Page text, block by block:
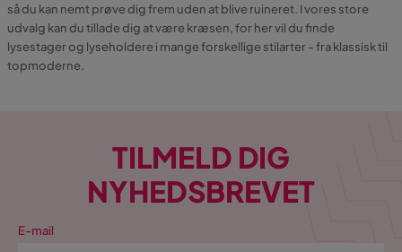
så du kan nemt prøve dig frem uden at blive ruineret. I vores store
udvalg kan du tillade dig at være kræsen, for her vil du finde
lysestager og lyseholdere i mange forskellige stilarter - fra klassisk til
topmoderne.
TILMELD DIG
NYHEDSBREVET
E-mail